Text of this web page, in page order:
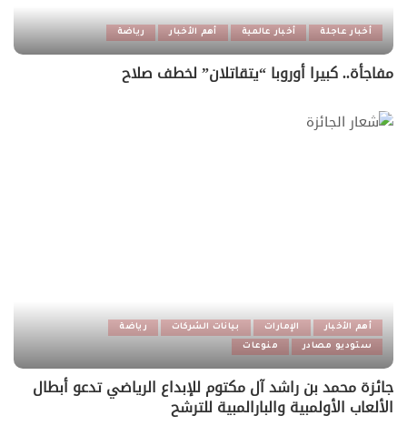
أخبار عاجلة أخبار عالمية أهم الأخبار رياضة
مفاجأة.. كبيرا أوروبا “يتقاتلان” لخطف صلاح
أهم الأخبار الإمارات بيانات الشركات
رياضة
ستوديو مصادر
منوعات
جائزة محمد بن راشد آل مكتوم للإبداع الرياضي تدعو أبطال
الألعاب الأولمبية والبارالمبية للترشح